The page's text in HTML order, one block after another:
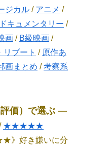
ジカル / アニメ /
ドキュメンタリー /
画 / B級映画 /
リブート / 原作あ
画まとめ /考察系
価）で選ぶ ―
★★★★★
》好き嫌いに分